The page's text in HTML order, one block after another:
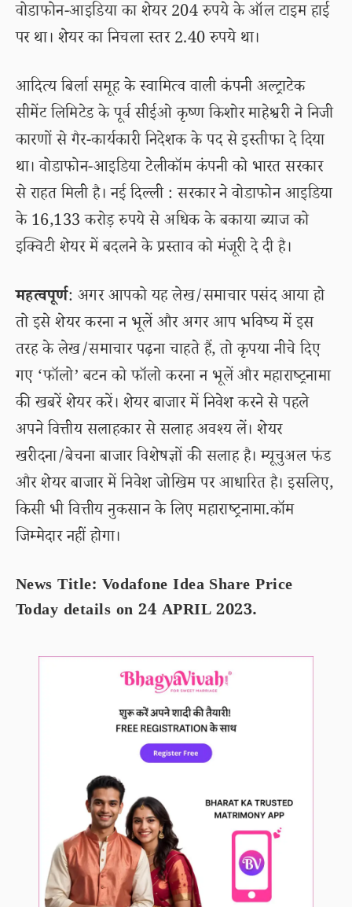
वोडाफोन-आइडिया का शेयर 204 रुपये के ऑल टाइम हाई
पर था। शेयर का निचला स्तर 2.40 रुपये था।
आदित्य बिर्ला समूह के स्वामित्व वाली कंपनी अल्ट्राटेक
सीमेंट लिमिटेड के पूर्व सीईओ कृष्ण किशोर माहेश्वरी ने निजी
कारणों से गैर-कार्यकारी निदेशक के पद से इस्तीफा दे दिया
था। वोडाफोन-आइडिया टेलीकॉम कंपनी को भारत सरकार
से राहत मिली है। नई दिल्ली : सरकार ने वोडाफोन आइडिया
के 16,133 करोड़ रुपये से अधिक के बकाया ब्याज को
इक्विटी शेयर में बदलने के प्रस्ताव को मंजूरी दे दी है।
महत्वपूर्ण: अगर आपको यह लेख/समाचार पसंद आया हो
तो इसे शेयर करना न भूलें और अगर आप भविष्य में इस
तरह के लेख/समाचार पढ़ना चाहते हैं, तो कृपया नीचे दिए
गए ‘फॉलो’ बटन को फॉलो करना न भूलें और महाराष्ट्रनामा
की खबरें शेयर करें। शेयर बाजार में निवेश करने से पहले
अपने वित्तीय सलाहकार से सलाह अवश्य लें। शेयर
खरीदना/बेचना बाजार विशेषज्ञों की सलाह है। म्यूचुअल फंड
और शेयर बाजार में निवेश जोखिम पर आधारित है। इसलिए,
किसी भी वित्तीय नुकसान के लिए महाराष्ट्रनामा.कॉम
जिम्मेदार नहीं होगा।
News Title: Vodafone Idea Share Price
Today details on 24 APRIL 2023.